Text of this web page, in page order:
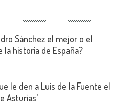
Sánchez el mejor o el
historia de España?
le den a Luis de la Fuente el
Asturias’